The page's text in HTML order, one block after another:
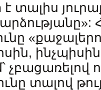
տալիս
չբացառելով
տալով